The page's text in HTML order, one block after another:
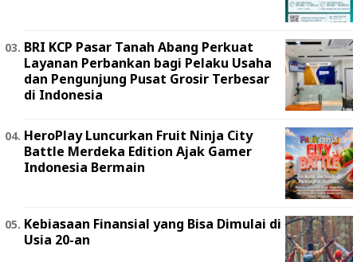
BRI KCP Pasar Tanah Abang Perkuat
Layanan Perbankan bagi Pelaku Usaha
dan Pengunjung Pusat Grosir Terbesar
di Indonesia
HeroPlay Luncurkan Fruit Ninja City
Battle Merdeka Edition Ajak Gamer
Indonesia Bermain
Kebiasaan Finansial yang Bisa Dimulai di
Usia 20-an